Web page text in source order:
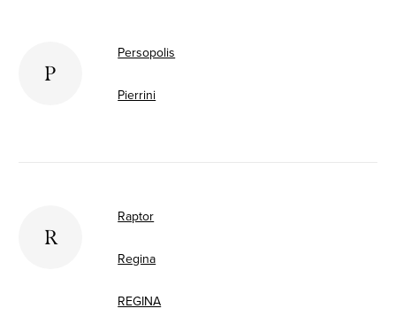
P
Persopolis
Pierrini
R
Raptor
Regina
REGINA